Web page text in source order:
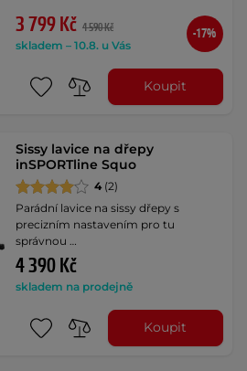
3 799 Kč 4 590 Kč
skladem – 10.8. u Vás
-17%
Koupit
Sissy lavice na dřepy
inSPORTline Squo
4 (2)
Parádní lavice na sissy dřepy s
precizním nastavením pro tu
správnou …
4 390 Kč
skladem na prodejně
Koupit